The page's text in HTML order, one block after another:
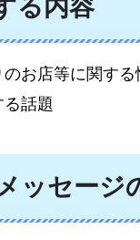
る内容
お店等に関する
話題
ッセージ